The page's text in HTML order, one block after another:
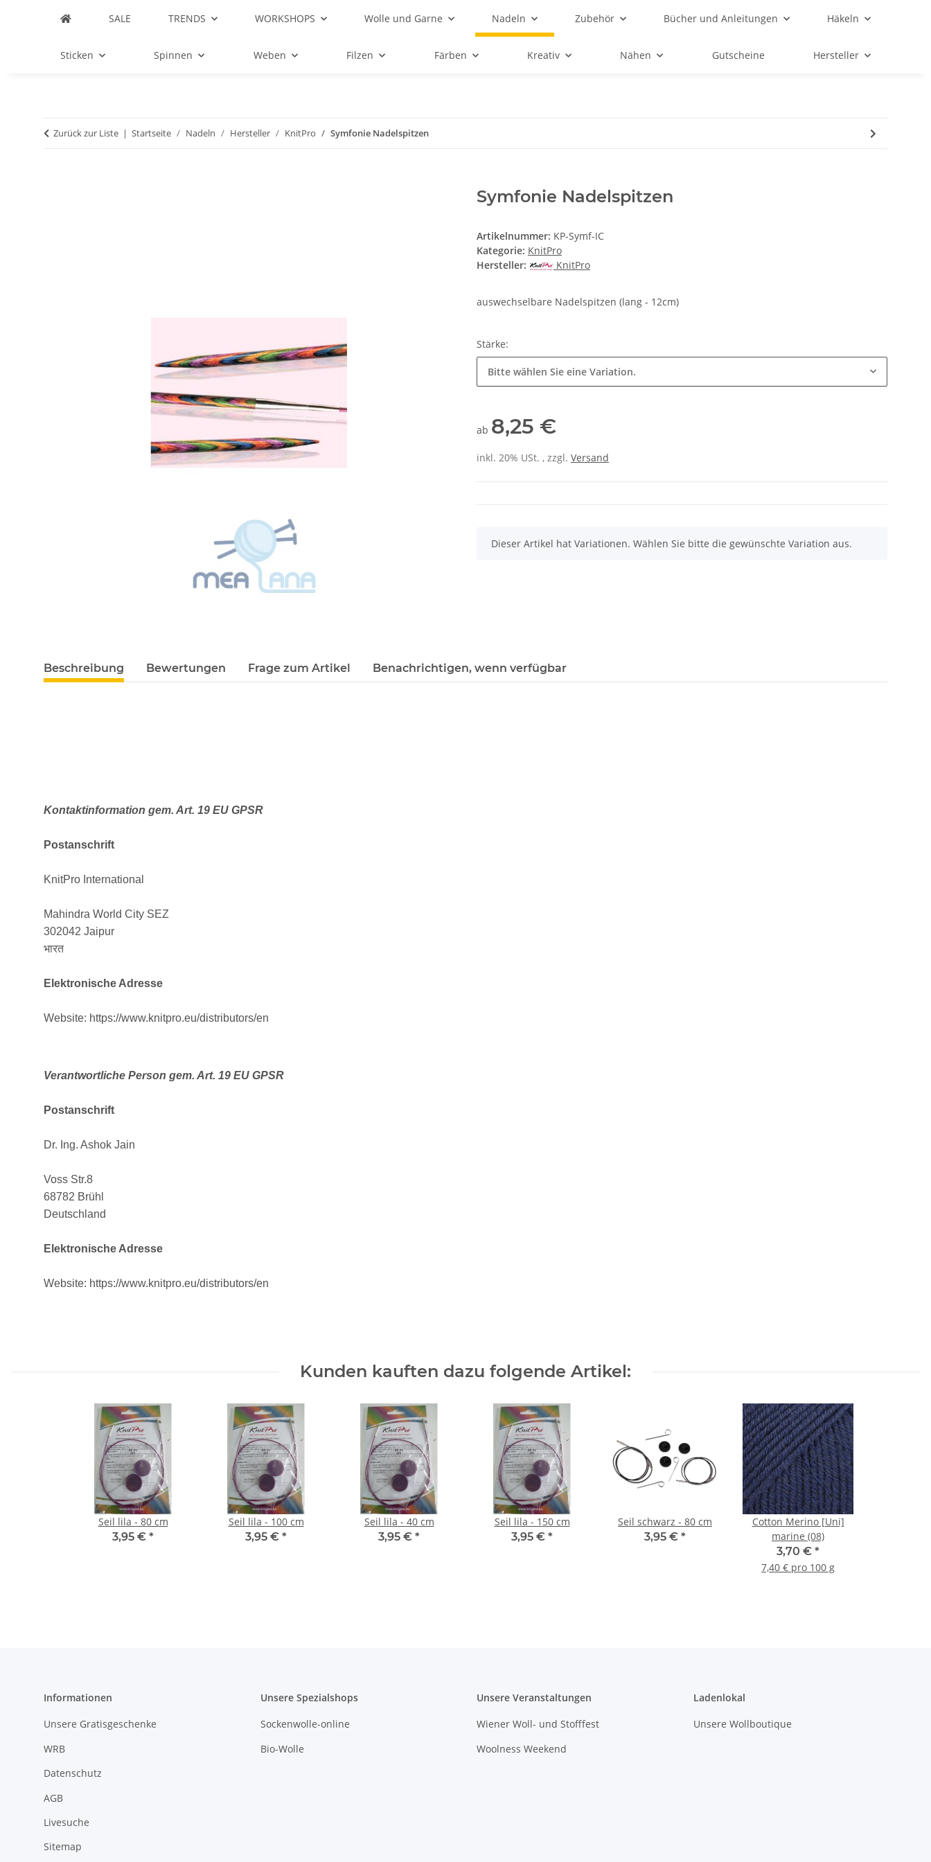
SALE TRENDS WORKSHOPS Wolle und Garne Nadeln Zubehör Bücher und Anleitungen Häkeln
Sticken Spinnen Weben Filzen Färben Kreativ Nähen Gutscheine Hersteller
Zurück zur Liste Startseite Nadeln Hersteller KnitPro Symfonie Nadelspitzen
Symfonie Nadelspitzen
Artikelnummer: KP-Symf-IC
Kategorie: KnitPro
Hersteller:
KnitPro
auswechselbare Nadelspitzen (lang - 12cm)
Stärke:
Bitte wählen Sie eine Variation.
ab 8,25 €
inkl. 20% USt. , zzgl. Versand
x
Dieser Artikel hat Variationen. Wählen Sie bitte die gewünschte Variation aus.
Beschreibung Bewertungen Frage zum Artikel Benachrichtigen, wenn verfügbar
Kontaktinformation gem. Art. 19 EU GPSR
Postanschrift
KnitPro International
Mahindra World City SEZ
302042 Jaipur
भारत
Elektronische Adresse
Website: https://www.knitpro.eu/distributors/en
Verantwortliche Person gem. Art. 19 EU GPSR
Postanschrift
Dr. Ing. Ashok Jain
Voss Str.8
68782 Brühl
Deutschland
Elektronische Adresse
Website: https://www.knitpro.eu/distributors/en
Kunden kauften dazu folgende Artikel:
Seil lila - 80 cm
3,95 € *
Seil lila - 100 cm
3,95 € *
Seil lila - 40 cm
3,95 € *
Seil lila - 150 cm
3,95 € *
Seil schwarz - 80 cm
3,95 € *
Cotton Merino [Uni]
marine (08)
3,70 € *
7,40 € pro 100 g
Informationen
Unsere Gratisgeschenke
WRB
Datenschutz
AGB
Livesuche
Sitemap
Unsere Spezialshops
Sockenwolle-online
Bio-Wolle
Unsere Veranstaltungen
Wiener Woll- und Stofffest
Woolness Weekend
Ladenlokal
Unsere Wollboutique